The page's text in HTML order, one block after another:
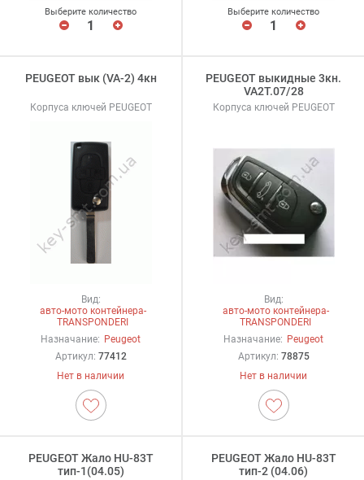
Выберите количество Выберите количество
PEUGEOT вык (VA-2) 4кн
Корпуса ключей PEUGEOT
Вид:
авто-мото контейнера-
TRANSPONDERI
Назначание: Peugeot
Артикул: 77412
Нет в наличии
PEUGEOT выкидные 3кн.
VA2T.07/28
Корпуса ключей PEUGEOT
Вид:
авто-мото контейнера-
TRANSPONDERI
Назначание: Peugeot
Артикул: 78875
Нет в наличии
PEUGEOT Жало HU-83T
тип-1(04.05)
PEUGEOT Жало HU-83T
тип-2 (04.06)